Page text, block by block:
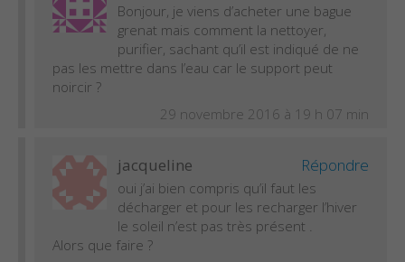
Bonjour, je viens d’acheter une bague
grenat mais comment la nettoyer,
purifier, sachant qu’il est indiqué de ne
pas les mettre dans l’eau car le support peut
noircir ?
29 novembre 2016 à 19 h 07 min
jacqueline Répondre
oui j’ai bien compris qu’il faut les
décharger et pour les recharger l’hiver
le soleil n’est pas très présent .
Alors que faire ?